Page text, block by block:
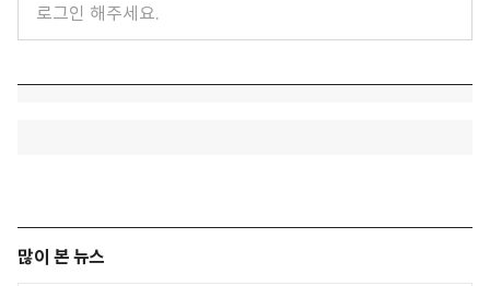
많이 본 뉴스